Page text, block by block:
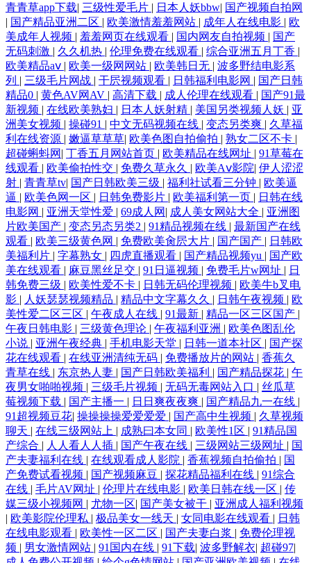
青青草app下载| 三级性爱毛片 | 日本人妖bbw| 国产视频自拍网
| 国产精品亚洲二区 | 欧美激情羞羞网站 | 成年人在线电影 | 欧
美成年人视频 | 羞羞网页在线观看 | 国内网友自拍视频 | 国产
无码刺激 | 久久机热 | 伦理免费在线观看 | 综合亚洲五月丁香 |
欧美精品aⅴ | 欧美一级网网站 | 欧美韩日无 | 波多野结电影系
列 | 三级毛片网战 | 干屄视频观看 | 日韩福利电影网 | 国产日韩
精品0 | 黄色AV网AV | 高清下载 | 成人伦理在线观看 | 国产91最
新视频 | 在线欧美熟妇 | 日本人妖射精 | 美国另类视频人妖 | 亚
洲美女视频 | 操碰91 | 中文无码视频在线 | 变态另类爽 | 久草福
利在线资源 | 嫩逼草草草| 欧美色图自拍偷拍 | 熟女二区不卡 |
超碰蝌蚪网 | 丁香五月网站首页 | 欧美精品在线网址 | 91草莓在
线观看 | 欧美偷拍性交 | 免费久草永久 | 欧美Aⅴ影院| 伊人涩涩
射 | 青青草tv| 国产日韩欧美三级 | 福利社试看三分钟 | 欧美逼
逼 | 欧美色网一区 | 日韩免费影片 | 欧美福利第一页 | 日韩在线
电影网 | 亚洲天堂性爱 | 69成人网 | 成人美女网站大全 | 亚洲图
片欧美国产 | 变态另态另类2 | 91精品视频在线 | 最新国产在线
观看 | 欧美三级黄色网 | 免费欧美肏屄大片 | 国产国产 | 日韩欧
美福利片 | 字幕熟女 | 四虎直播观看 | 国产精品视频yu | 国产欧
美在线观看 | 麻豆黑丝足交 | 91日逼视频 | 免费毛片w网址 | 日
韩免费三级 | 欧美性爱不卡 | 日韩无码伦理视频 | 欧美牛b叉电
影 | 人妖瑟瑟视频精品 | 精品中文字幕久久 | 日韩午夜视频 | 欧
美性爱二区三区 | 午夜成人在线 | 91最新 | 精品一区三区国产 |
午夜日韩电影 | 三级黄色理论 | 午夜福利亚洲 | 欧美色图乱伦
小说 | 亚洲午夜经典 | 手机电影天堂 | 日韩一道本社区 | 国产探
花在线观看 | 在线亚洲清纯无码 | 免费播放片的网站 | 香蕉久
青草在线 | 东京热人妻 | 国产日韩欧美福利 | 国产精品探花 | 午
夜男女啪啪视频 | 三级毛片视频 | 无码无毒网站入口 | 丝瓜草
莓视频下载 | 国产主播一 | 日日爽夜夜爽 | 国产精品九一在线 |
91超视频豆花| 操操操操爱爱爱爱 | 国产高中生视频 | 久草视频
聊天 | 在线三级网站上 | 成熟曰本女同 | 欧美性1区 | 91精品国
产综合 | 人人看人人插 | 国产午夜在线 | 三级网站三级网址 | 国
产夫妻福利在线 | 在线观看成人影院 | 香蕉视频自拍偷拍 | 国
产免费试看视频 | 国产视频麻豆 | 探花精品福利在线 | 91综合
在线 | 毛片AV网址 | 伦理片在线电影 | 欧美日韩在线一区 | 传
媒三级小视频网 | 尤物一区| 国产美女被干 | 亚洲成人福利视频
| 欧美影院伦理私 | 极品美女一线天 | 女同电影在线观看 | 日韩
在线电影观看 | 欧美性一区二区 | 国产夫妻白浆 | 免费伦理视
频 | 男女激情网站 | 91国内在线 | 91下载| 波多野解衣| 超碰97|